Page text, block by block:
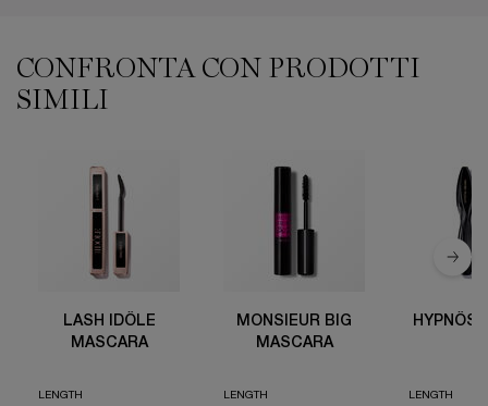
Tabella Comparativa PDP
CONFRONTA CON PRODOTTI
SIMILI
LASH IDÔLE
MASCARA
MONSIEUR BIG
MASCARA
LENGTH LENGTH LENGTH